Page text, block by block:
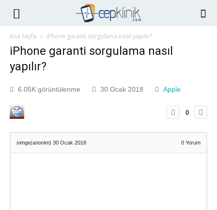
Ana Sayfa iPhone garanti sorgulama nasıl yapılır?
iPhone garanti sorgulama nasıl
yapılır?
6.05K görüntülenme 30 Ocak 2018 Apple
0
simge(anonim) 30 Ocak 2018 0 Yorum